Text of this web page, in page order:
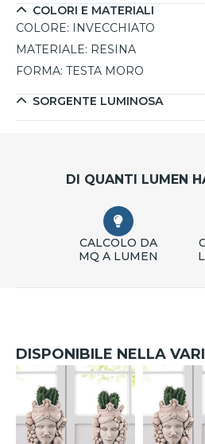
COLORI E MATERIALI
COLORE: INVECCHIATO
MATERIALE: RESINA
FORMA: TESTA MORO
SORGENTE LUMINOSA
DI QUANTI LUMEN
CALCOLO DA
MQ A LUMEN
DISPONIBILE NELLA